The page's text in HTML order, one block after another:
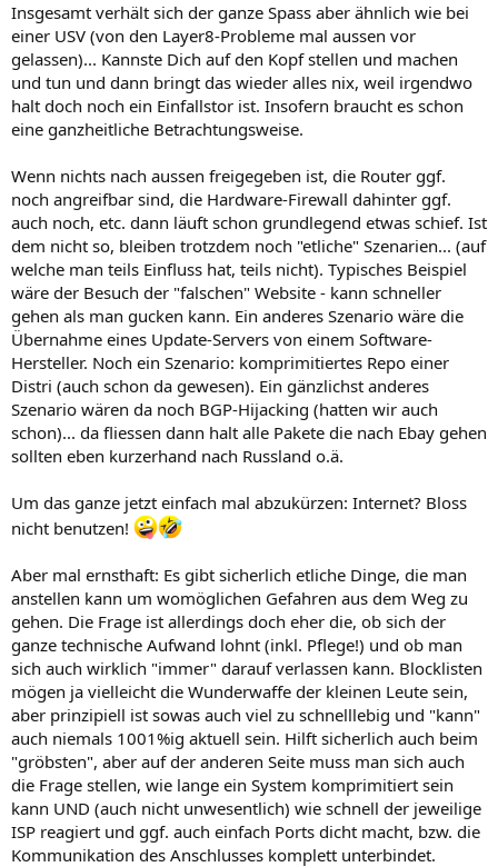
Insgesamt verhält sich der ganze Spass aber ähnlich wie bei
einer USV (von den Layer8-Probleme mal aussen vor
gelassen)... Kannste Dich auf den Kopf stellen und machen
und tun und dann bringt das wieder alles nix, weil irgendwo
halt doch noch ein Einfallstor ist. Insofern braucht es schon
eine ganzheitliche Betrachtungsweise.
Wenn nichts nach aussen freigegeben ist, die Router ggf.
noch angreifbar sind, die Hardware-Firewall dahinter ggf.
auch noch, etc. dann läuft schon grundlegend etwas schief. Ist
dem nicht so, bleiben trotzdem noch "etliche" Szenarien... (auf
welche man teils Einfluss hat, teils nicht). Typisches Beispiel
wäre der Besuch der "falschen" Website - kann schneller
gehen als man gucken kann. Ein anderes Szenario wäre die
Übernahme eines Update-Servers von einem Software-
Hersteller. Noch ein Szenario: komprimitiertes Repo einer
Distri (auch schon da gewesen). Ein gänzlichst anderes
Szenario wären da noch BGP-Hijacking (hatten wir auch
schon)... da fliessen dann halt alle Pakete die nach Ebay gehen
sollten eben kurzerhand nach Russland o.ä.
Um das ganze jetzt einfach mal abzukürzen: Internet? Bloss
nicht benutzen!
Aber mal ernsthaft: Es gibt sicherlich etliche Dinge, die man
anstellen kann um womöglichen Gefahren aus dem Weg zu
gehen. Die Frage ist allerdings doch eher die, ob sich der
ganze technische Aufwand lohnt (inkl. Pflege!) und ob man
sich auch wirklich "immer" darauf verlassen kann. Blocklisten
mögen ja vielleicht die Wunderwaffe der kleinen Leute sein,
aber prinzipiell ist sowas auch viel zu schnelllebig und "kann"
auch niemals 1001%ig aktuell sein. Hilft sicherlich auch beim
"gröbsten", aber auf der anderen Seite muss man sich auch
die Frage stellen, wie lange ein System komprimitiert sein
kann UND (auch nicht unwesentlich) wie schnell der jeweilige
ISP reagiert und ggf. auch einfach Ports dicht macht, bzw. die
Kommunikation des Anschlusses komplett unterbindet.